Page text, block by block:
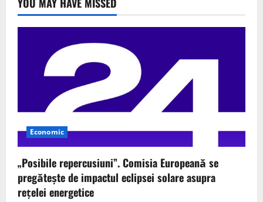
Economic
„Posibile repercusiuni”. Comisia Europeană se
pregătește de impactul eclipsei solare asupra
rețelei energetice